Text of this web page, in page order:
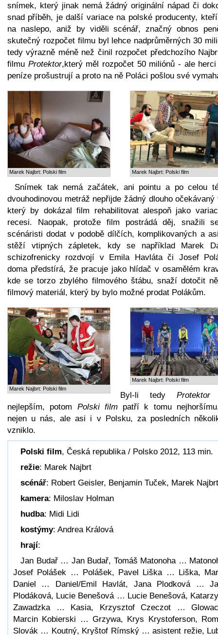
snímek, který jinak nemá žádný originální nápad či
snad příběh, je další variace na polské producenty,
na naslepo, aniž by viděli scénář, značný obnos
skutečný rozpočet filmu byl lehce nadprůměrných 30
tedy výrazně méně než činil rozpočet předchozího
filmu Protektor,který měl rozpočet 50 miliónů - ale
peníze prošustrují a proto na ně Poláci pošlou své
Marek Najbrt: Polski film Marek Najbrt: Polski film
Snímek tak nemá začátek, ani pointu a po celou
dvouhodinovou metráž nepřijde žádný dlouho očekávaný
který by dokázal film rehabilitovat alespoň jako
recesi. Naopak, protože film postrádá děj, snažili
scénáristi dodat v podobě dílčích, komplikovaných a
stěží vtipných zápletek, kdy se například Marek
schizofrenicky rozdvojí v Emila Havláta či Josef
doma předstírá, že pracuje jako hlídač v osamělém
kde se torzo zbylého filmového štábu, snaží dotočit
filmový materiál, který by bylo možné prodat Polákům.
Marek Najbrt: Polski film
Marek Najbrt: Polski film
Byl-li tedy Protektor
nejlepším, potom Polski filmpatří k tomu
nejen u nás, ale asi i v Polsku, za posledních
vzniklo.
Polski film, Česká republika / Polsko 2012, 113 min.
režie: Marek Najbrt
scénář: Robert Geisler, Benjamin Tuček, Marek Najbrt
kamera: Miloslav Holman
hudba: Midi Lidi
kostýmy: Andrea Králová
hrají:
Jan Budař … Jan Budař, Tomáš Matonoha …
Josef Polášek … Polášek, Pavel Liška … Liška,
Daniel … Daniel/Emil Havlát, Jana Plodková …
Plodáková, Lucie Benešová … Lucie Benešová,
Zawadzka … Kasia, Krzysztof Czeczot …
Marcin Kobierski … Grzywa, Krys Krystoferson,
Slovák … Koutný, Kryštof Rímský … asistent režie,